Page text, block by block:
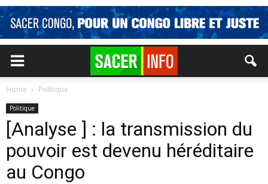
Home Politique
Politique
[Analyse ] : la transmission du
pouvoir est devenu héréditaire
au Congo